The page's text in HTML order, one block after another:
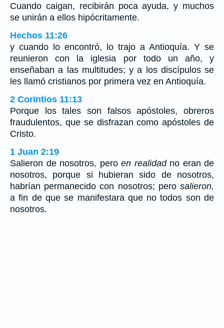
Cuando caigan, recibirán poca ayuda, y muchos
se unirán a ellos hipócritamente.
Hechos 11:26
y cuando lo encontró, lo trajo a Antioquía. Y se
reunieron con la iglesia por todo un año, y
enseñaban a las multitudes; y a los discípulos se
les llamó cristianos por primera vez en Antioquía.
2 Corintios 11:13
Porque los tales son falsos apóstoles, obreros
fraudulentos, que se disfrazan como apóstoles de
Cristo.
1 Juan 2:19
Salieron de nosotros, pero en realidadno eran de
nosotros, porque si hubieran sido de nosotros,
habrían permanecido con nosotros; pero salieron,
a fin de que se manifestara que no todos son de
nosotros.